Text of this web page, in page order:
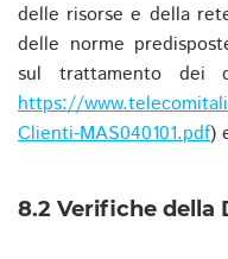
delle risorse e della
delle norme
sul trattamento dei
https://
Clienti-MAS040101.pdf)
8.2 Verifiche della